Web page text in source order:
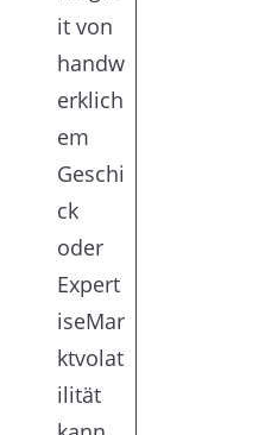
it von
handw
erklich
em
Geschi
ck
oder
Expert
iseMar
ktvolat
ilität